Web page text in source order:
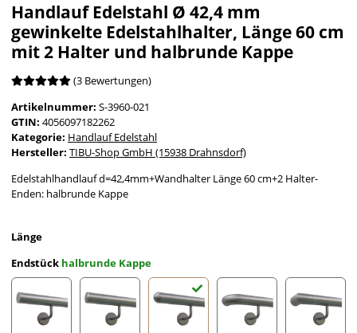
Handlauf Edelstahl Ø 42,4 mm
gewinkelte Edelstahlhalter, Länge 60 cm
mit 2 Halter und halbrunde Kappe
(3 Bewertungen)
Artikelnummer: S-3960-021
GTIN: 4056097182262
Kategorie: Handlauf Edelstahl
Hersteller: TIBU-Shop GmbH (15938 Drahnsdorf)
Edelstahlhandlauf d=42,4mm+Wandhalter Länge 60 cm+2 Halter-
Enden: halbrunde Kappe
Länge
Endstück halbrunde Kappe